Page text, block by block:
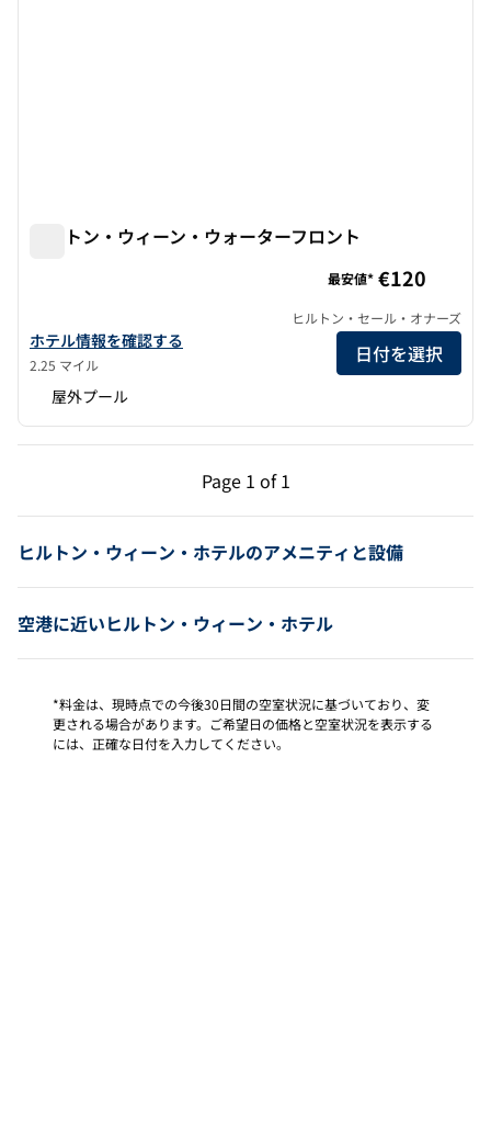
ヒルトン・ウィーン・ウォーターフロント
ヒルトン・ウィーン・ウォーターフロントの詳細を見る
ホテル情報を確認する
2.25 マイル
最安値* €120
ヒルトン・セール・オナーズ
日付を選択
屋外プール
Page 1 of 1
前のページ（1/1）
Page 1 of 1
ヒルトン・ウィーン・ホテルのアメニティと設備
空港に近いヒルトン・ウィーン・ホテル
*料金は、現時点での今後30日間の空室状況に基づいており、変
更される場合があります。ご希望日の価格と空室状況を表示する
には、正確な日付を入力してください。